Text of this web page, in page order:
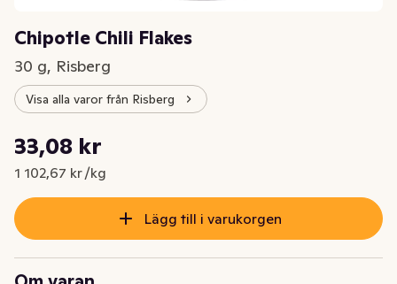
Chipotle Chili Flakes
30 g, Risberg
Visa alla varor från Risberg
Nuvarande pris är: 33,08 kr
33,08 kr
1 102,67 kr /kg
Styckpris: 1 102,67 kr /kg
Lägg till i varukorgen